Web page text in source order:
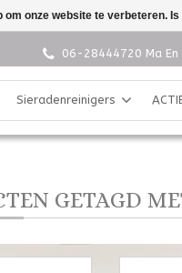
06-28444720 Ma En
Sieradenreinigers
GETAGD
om onze website te verbeteren.